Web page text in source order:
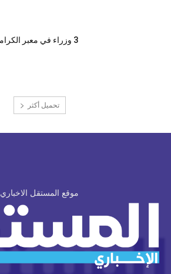
3 وزراء في معبر الكرامة .. ما القصة ؟
تحميل أكثر
موقع المستقل الاخباري